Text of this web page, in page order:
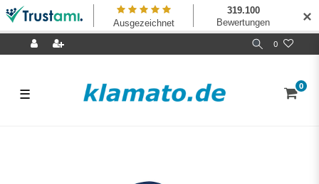
0
☰ 0
✕